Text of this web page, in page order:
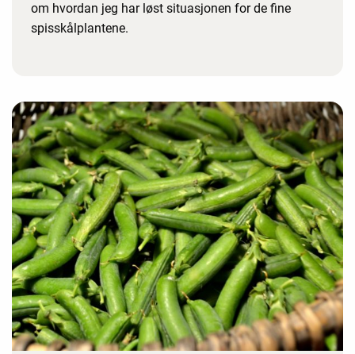
om hvordan jeg har løst situasjonen for de fine
spisskålplantene.